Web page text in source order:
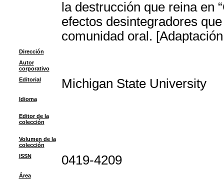
la destrucción que reina en
efectos desintegradores
comunidad oral.
Dirección
Autor
corporativo
Editorial
Michigan State University
Idioma
Editor de la
colección
Volumen de la
colección
ISSN
0419-4209
Área